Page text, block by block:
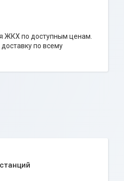
ЖКХ по доступным ценам.
по всему